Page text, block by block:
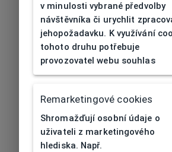
v minulosti vybrané předvolby
návštěvníka či urychlit
jehopožadavku. K využívání
tohoto druhu potřebuje
provozovatel webu souhlas
Remarketingové cookies
Shromažďují osobní údaje o
uživateli z marketingového
hlediska. Např.